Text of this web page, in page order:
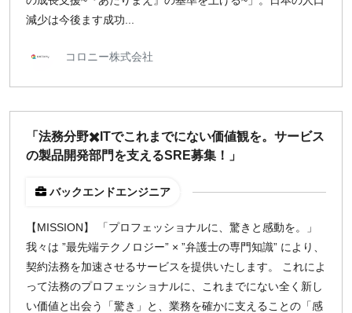
減少は今後ます成功...
コロニー株式会社
「法務分野✖️ITでこれまでにない価値観を。サービス
の製品開発部門を支えるSRE募集！」
バックエンドエンジニア
【MISSION】 「プロフェッショナルに、驚きと感動を。」
我々は ”最先端テクノロジー” × ”弁護士の専門知識” により、
契約法務を加速させるサービスを提供いたします。 これによ
って法務のプロフェッショナルに、これまでにない全く新し
い価値と出会う「驚き」と、業務を確かに支えることの「感